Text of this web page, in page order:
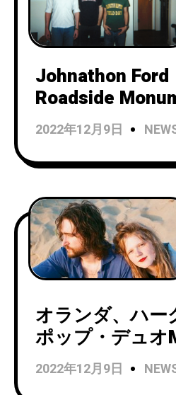
Johnathon Ford
Roadside
the Lion）によ
ク・インストゥ
バンドUnwed
Anniversary
ス！
2022年12月9日
オランダ、ハー
ポップ・デュオ
がデビューシン
『Harmony of
2022年12月9日